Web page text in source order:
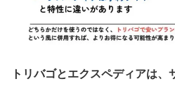
トリバゴとエクスペディアは